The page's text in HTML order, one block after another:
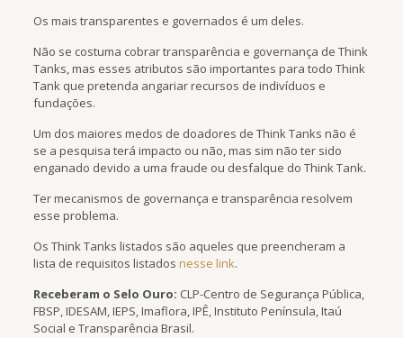
Os mais transparentes e governados é um deles.
Não se costuma cobrar transparência e governança de Think
Tanks, mas esses atributos são importantes para todo Think
Tank que pretenda angariar recursos de indivíduos e
fundações.
Um dos maiores medos de doadores de Think Tanks não é
se a pesquisa terá impacto ou não, mas sim não ter sido
enganado devido a uma fraude ou desfalque do Think Tank.
Ter mecanismos de governança e transparência resolvem
esse problema.
Os Think Tanks listados são aqueles que preencheram a
lista de requisitos listados nesse link.
Receberam o Selo Ouro: CLP-Centro de Segurança Pública,
FBSP, IDESAM, IEPS, Imaflora, IPÊ, Instituto Península, Itaú
Social e Transparência Brasil.